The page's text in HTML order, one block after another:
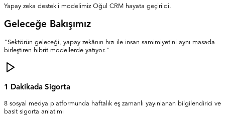
Yapay zeka destekli modelimiz Oğul CRM hayata geçirildi.
Geleceğe Bakışımız
"Sektörün geleceği, yapay zekânın hızı ile insan samimiyetini aynı masada
birleştiren hibrit modellerde yatıyor."
1 Dakikada Sigorta
8 sosyal medya platformunda haftalık eş zamanlı yayınlanan bilgilendirici ve
basit sigorta anlatımı